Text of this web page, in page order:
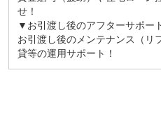
せ！
▼お引渡し後のアフターサポー
お引渡し後のメンテナンス（リ
貸等の運用サポート！